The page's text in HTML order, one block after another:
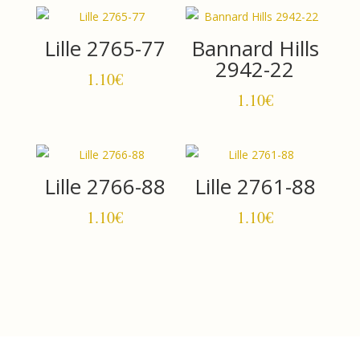
Lille 2765-77
1.10€
Bannard Hills
2942-22
1.10€
Lille 2766-88
1.10€
Lille 2761-88
1.10€